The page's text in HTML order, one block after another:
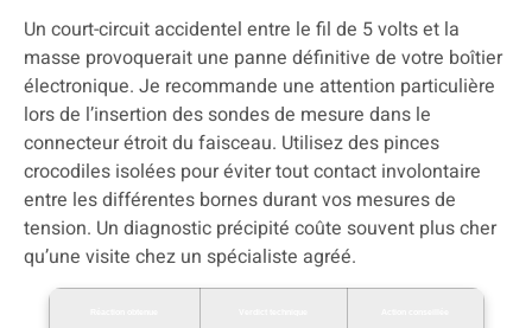
Un court-circuit accidentel entre le fil de 5 volts et la
masse provoquerait une panne définitive de votre boîtier
électronique. Je recommande une attention particulière
lors de l’insertion des sondes de mesure dans le
connecteur étroit du faisceau. Utilisez des pinces
crocodiles isolées pour éviter tout contact involontaire
entre les différentes bornes durant vos mesures de
tension. Un diagnostic précipité coûte souvent plus cher
qu’une visite chez un spécialiste agréé.